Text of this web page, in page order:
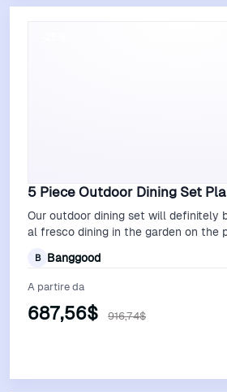
5 Piece Outdoor Dining Set
Our outdoor dining set will definitely
al fresco dining in the garden on the patio or at the
B Banggood
A partire da
687,56$ 916,74$